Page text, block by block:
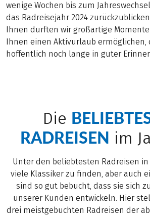
wenige Wochen bis zum
das Radreisejahr 2024
Ihnen durften wir großartige
Ihnen einen Aktivurlaub ermöglichen,
hoffentlich noch lange in guter
Die
RADREISEN im
Unter den beliebtesten Radreisen in
viele Klassiker zu finden, aber auch
sind so gut bebucht, dass sie sich
unserer Kunden entwickeln. Hier
drei meistgebuchten Radreisen der